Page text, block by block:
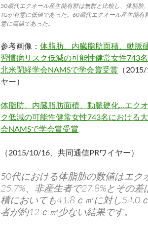
50歳代エクオール産生能有群は無群と比較し、体脂肪
TGが有意に低値であった。60歳代エクオール産生能有
意に高値であった。
参考画像： 体脂肪、内臓脂肪面積、動脈
習慣病リスク低減の可能性健常女性743
北米閉経学会NAMSで学会賞受賞 （
ヤー）
体脂肪、内臓脂肪面積、動脈硬化…エク
ク低減の可能性健常女性743名における
会NAMSで学会賞受賞
（2015/10/16、共同通信PRワイヤー）
50代における体脂肪の数値はエク
25.7%、非産生者で27.8%とその
積においても41.8ｃ㎡に対し54.0
者が約12ｃ㎡少ない結果です。